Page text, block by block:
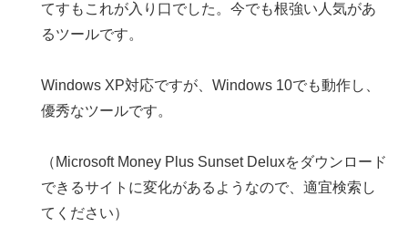
てすもこれが入り口でした。今でも根強い人気があ
るツールです。
Windows XP対応ですが、Windows 10でも動作し、
優秀なツールです。
（Microsoft Money Plus Sunset Deluxをダウンロード
できるサイトに変化があるようなので、適宜検索し
てください）